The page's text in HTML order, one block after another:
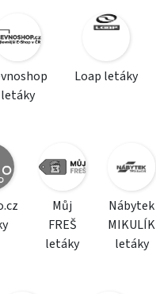
letáky
Loap letáky
Můj
FREŠ
letáky
Nábytek
MIKULÍK
letáky